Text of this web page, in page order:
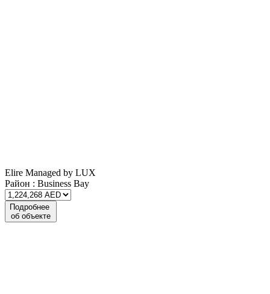
Elire Managed by LUX
Район : Business Bay
Подробнее
об объекте